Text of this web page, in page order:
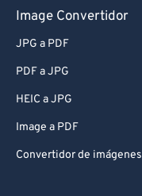
Image Convertidor
JPG a PDF
PDF a JPG
HEIC a JPG
Image a PDF
Convertidor de imágenes